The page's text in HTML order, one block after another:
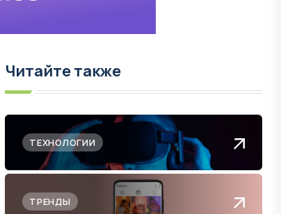
Читайте также
ТЕХНОЛОГИИ
ТРЕНДЫ